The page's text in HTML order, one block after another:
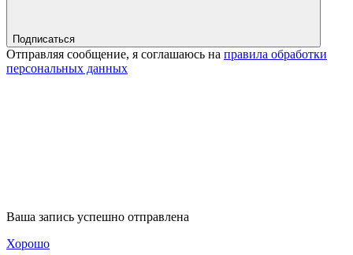
Подписаться
Отправляя сообщение, я соглашаюсь на правила обработки
персональных данных
Ваша запись успешно отправлена
Хорошо